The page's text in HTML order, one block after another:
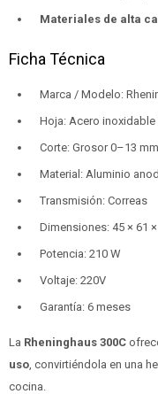
Materiales de alta
Ficha Técnica
Marca / Modelo:
Hoja: Acero inoxidable
Corte: Grosor 0–13 mm
Material: Aluminio
Transmisión: Correas
Dimensiones: 45 × 61
Potencia: 210 W
Voltaje: 220V
Garantía: 6 meses
La Rheninghaus 300C
uso , convirtiéndola en una
cocina.